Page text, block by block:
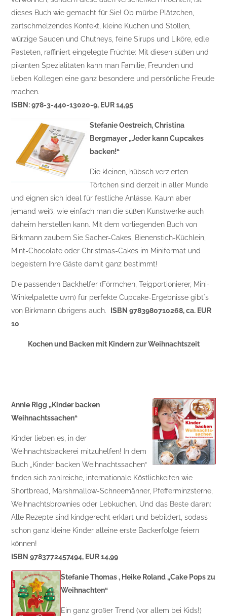
dieses Buch wie gemacht für Sie! Ob mürbe Plätzchen,
zartschmelzendes Konfekt, kleine Kuchen und Stollen,
würzige Saucen und Chutneys, feine Sirups und Liköre, edle
Pasteten, raffiniert eingelegte Früchte: Mit diesen süßen und
pikanten Spezialitäten kann man Familie, Freunden und
lieben Kollegen eine ganz besondere und persönliche Freude
machen.
ISBN: 978-3-440-13020-9, EUR 14,95
Stefanie Oestreich, Christina
Bergmayer „Jeder kann Cupcakes
backen!“
Die kleinen, hübsch verzierten
Törtchen sind derzeit in aller Munde
und eignen sich ideal für festliche Anlässe. Kaum aber
jemand weiß, wie einfach man die süßen Kunstwerke auch
daheim herstellen kann. Mit dem vorliegenden Buch von
Birkmann zaubern Sie Sacher-Cakes, Bienenstich-Küchlein,
Mint-Chocolate oder Christmas-Cakes im Miniformat und
begeistern Ihre Gäste damit ganz bestimmt!
Die passenden Backhelfer (Förmchen, Teigportionierer, Mini-
Winkelpalette uvm) für perfekte Cupcake-Ergebnisse gibt´s
von Birkmann übrigens auch.
ISBN 9783980710268, ca. EUR
10
Kochen und Backen mit Kindern zur Weihnachtszeit
Annie Rigg „Kinder backen
Weihnachtssachen“
Kinder lieben es, in der
Weihnachtsbäckerei mitzuhelfen! In dem
Buch „Kinder backen Weihnachtssachen“
finden sich zahlreiche, internationale Köstlichkeiten wie
Shortbread, Marshmallow-Schneemänner, Pfefferminzsterne,
Weihnachtsbrownies oder Lebkuchen. Und das Beste daran:
Alle Rezepte sind kindgerecht erklärt und bebildert, sodass
schon ganz kleine Kinder alleine erste Backerfolge feiern
können!
ISBN 9783772457494, EUR 14,99
Stefanie Thomas , Heike Roland „Cake Pops zu
Weihnachten“
Ein ganz großer Trend (vor allem bei Kids!)